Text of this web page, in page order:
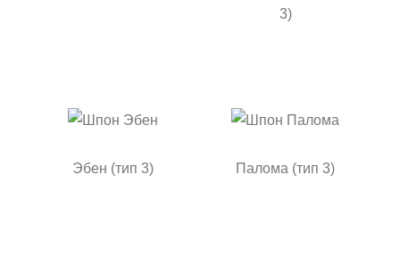
3)
Эбен (тип 3) Палома (тип 3)